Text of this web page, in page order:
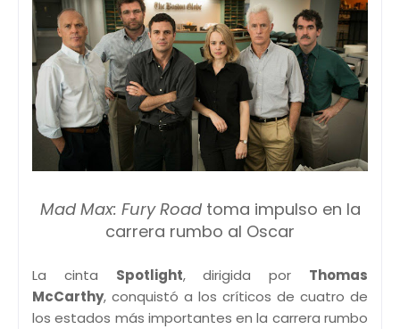
Mad Max: Fury Roadtoma impulso en la
carrera rumbo al Oscar
La cinta Spotlight, dirigida por Thomas
McCarthy, conquistó a los críticos de cuatro de
los estados más importantes en la carrera rumbo